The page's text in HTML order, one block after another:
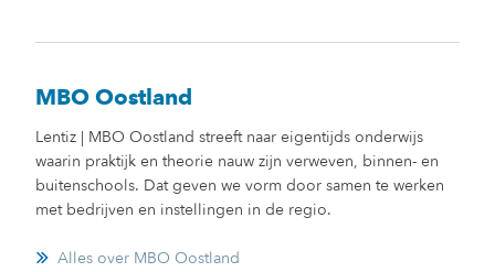
MBO Oostland
Lentiz | MBO Oostland streeft naar eigentijds onderwijs
waarin praktijk en theorie nauw zijn verweven, binnen- en
buitenschools. Dat geven we vorm door samen te werken
met bedrijven en instellingen in de regio.
Alles over MBO Oostland